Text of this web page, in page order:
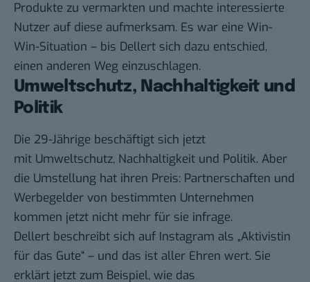
Produkte zu vermarkten und machte interessierte
Nutzer auf diese aufmerksam. Es war eine Win-
Win-Situation – bis Dellert sich dazu entschied,
einen anderen Weg einzuschlagen.
Umweltschutz, Nachhaltigkeit und
Politik
Die 29-Jährige beschäftigt sich jetzt
mit Umweltschutz, Nachhaltigkeit und Politik. Aber
die Umstellung hat ihren Preis: Partnerschaften und
Werbegelder von bestimmten Unternehmen
kommen jetzt nicht mehr für sie infrage.
Dellert beschreibt sich auf Instagram als „Aktivistin
für das Gute“ – und das ist aller Ehren wert. Sie
erklärt jetzt zum Beispiel, wie das